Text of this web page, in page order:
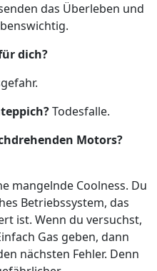
das Überleben und
dich?
Todesfalle.
Motors?
mangelnde Coolness. Du
Betriebssystem, das
ist. Wenn du versuchst,
Gas geben, dann
nächsten Fehler. Denn